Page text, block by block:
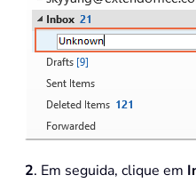
2. Em seguida, clique em